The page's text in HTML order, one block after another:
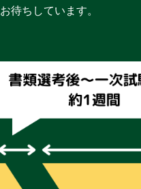
待ちしています。